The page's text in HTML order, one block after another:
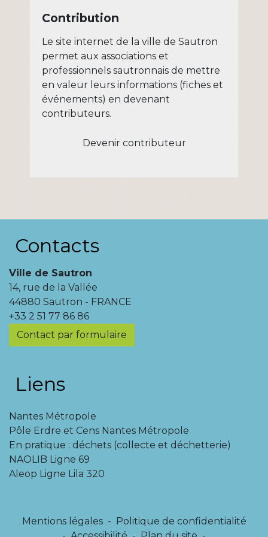
Contribution
Le site internet de la ville de Sautron
permet aux associations et
professionnels sautronnais de mettre
en valeur leurs informations (fiches et
événements) en devenant
contributeurs.
Devenir contributeur
Contacts
Ville de Sautron
14, rue de la Vallée
44880 Sautron - FRANCE
+33 2 51 77 86 86
Contact par formulaire
Liens
Nantes Métropole
Pôle Erdre et Cens Nantes Métropole
En pratique : déchets (collecte et déchetterie)
NAOLIB Ligne 69
Aleop Ligne Lila 320
Mentions légales -
Politique de confidentialité